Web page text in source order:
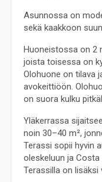
Asunnossa on
sekä kaakkoon
Huoneistossa on 2
joista toisessa on
Olohuone on tilava
avokeittiöön.
on suora kulku
Yläkerrassa
noin 30–40 m²,
Terassi sopii hyvin
oleskeluun ja
Terassilla on lisäksi